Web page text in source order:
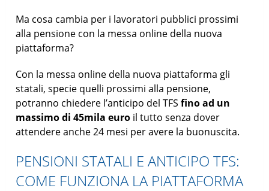
Ma cosa cambia per i lavoratori pubblici prossimi
alla pensione con la messa online della nuova
piattaforma?
Con la messa online della nuova piattaforma gli
statali, specie quelli prossimi alla pensione,
potranno chiedere l’anticipo del TFSfino ad un
massimo di 45mila euro il tutto senza dover
attendere anche 24 mesi per avere la buonuscita.
PENSIONI STATALI E ANTICIPO TFS:
COME FUNZIONA LA PIATTAFORMA